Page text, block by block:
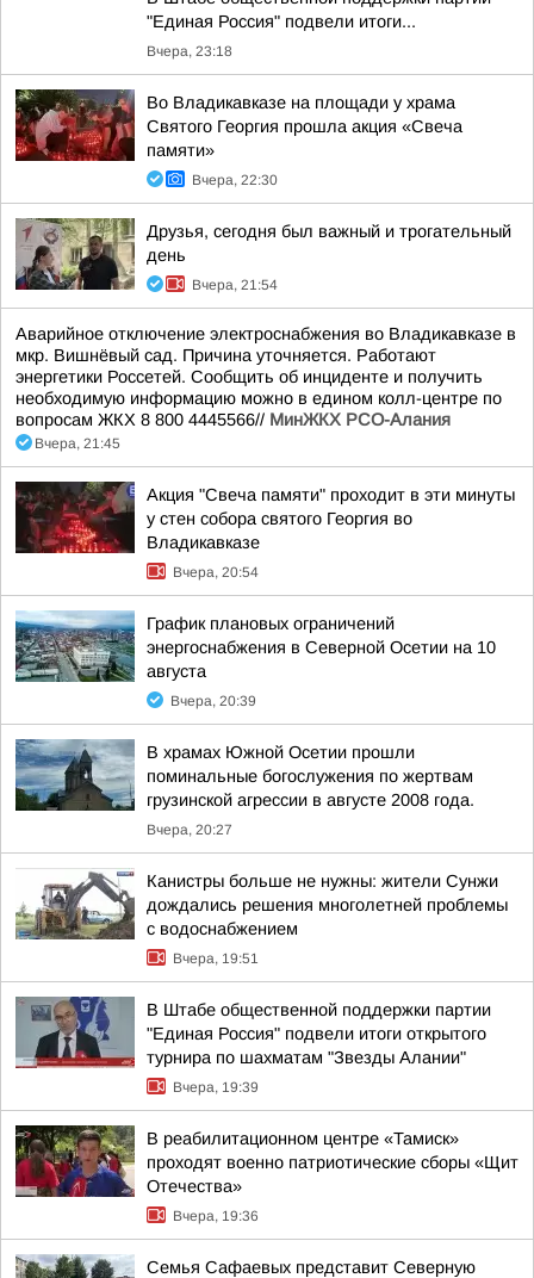
"Единая Россия" подвели итоги...
Вчера, 23:18
Во Владикавказе на площади у храма
Святого Георгия прошла акция «Свеча
памяти»
Вчера, 22:30
Друзья, сегодня был важный и трогательный
день
Вчера, 21:54
Аварийное отключение электроснабжения во Владикавказе в
мкр. Вишнёвый сад. Причина уточняется. Работают
энергетики Россетей. Сообщить об инциденте и получить
необходимую информацию можно в едином колл-центре по
вопросам ЖКХ 8 800 4445566// МинЖКХ РСО-Алания
Вчера, 21:45
Акция "Свеча памяти" проходит в эти минуты
у стен собора святого Георгия во
Владикавказе
Вчера, 20:54
График плановых ограничений
энергоснабжения в Северной Осетии на 10
августа
Вчера, 20:39
В храмах Южной Осетии прошли
поминальные богослужения по жертвам
грузинской агрессии в августе 2008 года.
Вчера, 20:27
Канистры больше не нужны: жители Сунжи
дождались решения многолетней проблемы
с водоснабжением
Вчера, 19:51
В Штабе общественной поддержки партии
"Единая Россия" подвели итоги открытого
турнира по шахматам "Звезды Алании"
Вчера, 19:39
В реабилитационном центре «Тамиск»
проходят военно патриотические сборы «Щит
Отечества»
Вчера, 19:36
Семья Сафаевых представит Северную